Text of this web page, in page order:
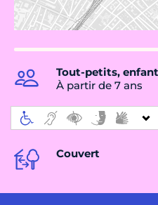
Tout-petits,
À partir de 7 ans
Couvert